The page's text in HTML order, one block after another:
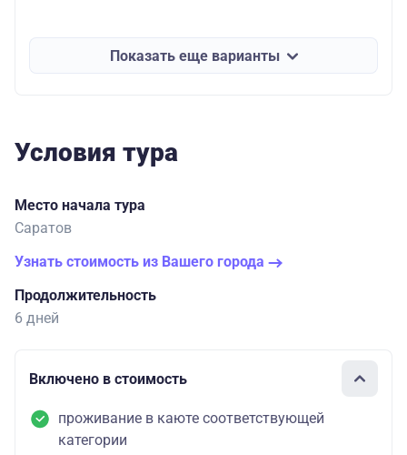
Показать еще варианты
Условия тура
Место начала тура
Саратов
Узнать стоимость из Вашего города
Продолжительность
6 дней
Включено в стоимость
проживание в каюте соответствующей
категории